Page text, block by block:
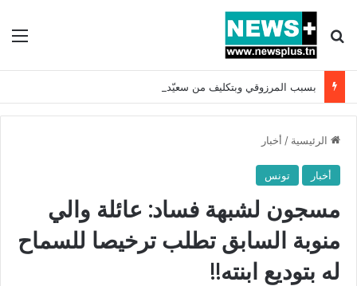
بحث عن
الرئيسية / أخبار
أخبار تونس
مسجون لشبهة فساد: عائلة والي
منوبة السابق تطلب ترخيصا للسماح
له بتوديع ابنته!!